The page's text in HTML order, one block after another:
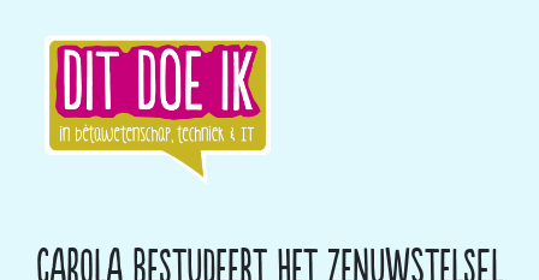
Carola bestudeert het zenuwstelsel